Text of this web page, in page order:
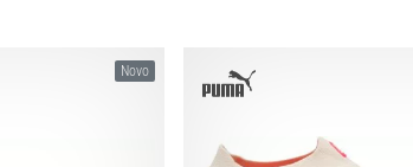
36 37 37½ 38 38½ 39 40 40½ 41 42 42½ 43 44
Novo